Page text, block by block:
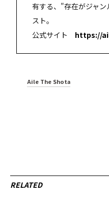
有する、"存在がジャ
スト。
公式サイト https://
Aile The Shota
RELATED